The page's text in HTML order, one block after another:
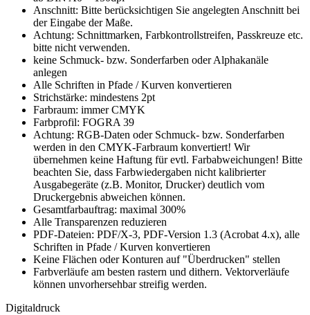
Anschnitt: Bitte berücksichtigen Sie angelegten Anschnitt bei
der Eingabe der Maße.
Achtung: Schnittmarken, Farbkontrollstreifen, Passkreuze etc.
bitte nicht verwenden.
keine Schmuck- bzw. Sonderfarben oder Alphakanäle
anlegen
Alle Schriften in Pfade / Kurven konvertieren
Strichstärke: mindestens 2pt
Farbraum: immer CMYK
Farbprofil: FOGRA 39
Achtung: RGB-Daten oder Schmuck- bzw. Sonderfarben
werden in den CMYK-Farbraum konvertiert! Wir
übernehmen keine Haftung für evtl. Farbabweichungen! Bitte
beachten Sie, dass Farbwiedergaben nicht kalibrierter
Ausgabegeräte (z.B. Monitor, Drucker) deutlich vom
Druckergebnis abweichen können.
Gesamtfarbauftrag: maximal 300%
Alle Transparenzen reduzieren
PDF-Dateien: PDF/X-3, PDF-Version 1.3 (Acrobat 4.x), alle
Schriften in Pfade / Kurven konvertieren
Keine Flächen oder Konturen auf "Überdrucken" stellen
Farbverläufe am besten rastern und dithern. Vektorverläufe
können unvorhersehbar streifig werden.
Digitaldruck